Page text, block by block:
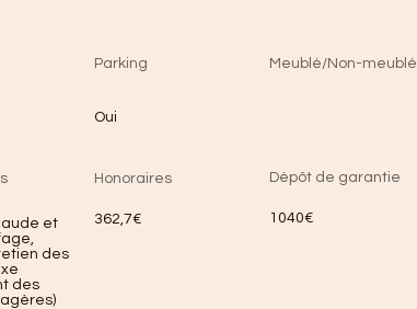
Parking
Oui
Meublé/Non-meublé
et
des
des
Honoraires
362,7€
Dépôt de garantie
1040€